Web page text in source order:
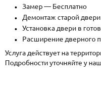
Замер — Бесплатно
Демонтаж старой
Установка двери в
Расширение дверного
Услуга действует на
Подробности уточняйте у